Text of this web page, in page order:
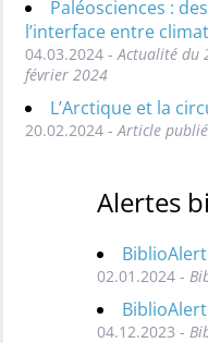
Paléosciences :
l’interface entre
04.03.2024 - Actualité du
février 2024
L’Arctique et la
20.02.2024 - Article
Alertes
02.01.2024 -
04.12.2023 -